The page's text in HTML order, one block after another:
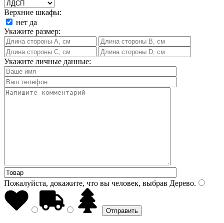
Верхние шкафы:
нет да
Укажите размер:
Укажите личные данные:
Пожалуйста, докажите, что вы человек, выбрав Дерево.